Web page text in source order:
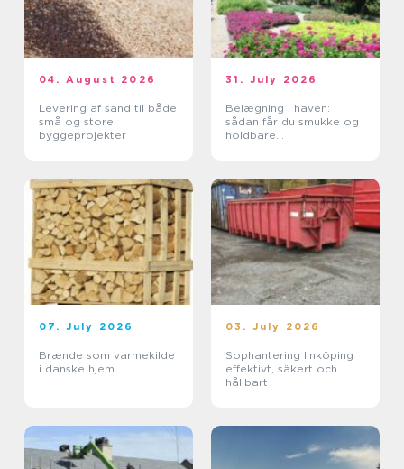
04. August 2026
Levering af sand til både
små og store
byggeprojekter
31. July 2026
Belægning i haven:
sådan får du smukke og
holdbare
07. July 2026
Brænde som varmekilde
i danske hjem
03. July 2026
Sophantering linköping
effektivt, säkert och
hållbart